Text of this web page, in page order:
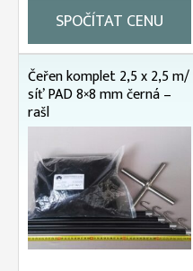
SPOČÍTAT CENU
Čeřen komplet 2,5 x 2,5 m/
síť PAD 8×8 mm černá –
rašl